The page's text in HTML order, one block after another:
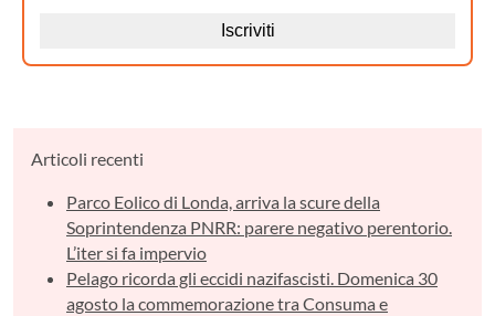
Articoli recenti
Parco Eolico di Londa, arriva la scure della
Soprintendenza PNRR: parere negativo perentorio.
L’iter si fa impervio
Pelago ricorda gli eccidi nazifascisti. Domenica 30
agosto la commemorazione tra Consuma e